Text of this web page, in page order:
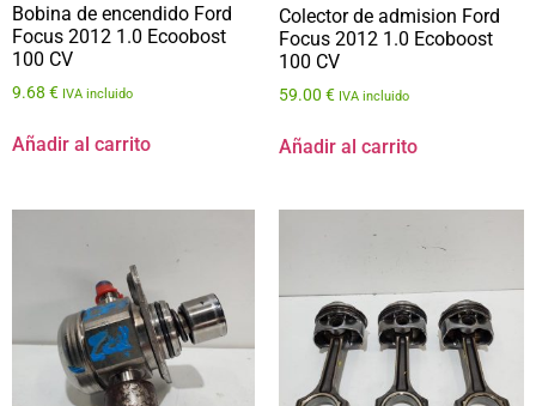
Bobina de encendido Ford
Focus 2012 1.0 Ecoobost
100 CV
9.68 € IVA incluido
Añadir al carrito
Colector de admision Ford
Focus 2012 1.0 Ecoboost
100 CV
59.00 € IVA incluido
Añadir al carrito